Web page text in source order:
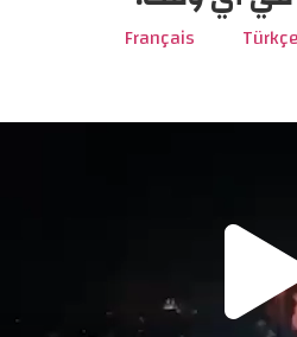
Türkçe
Français